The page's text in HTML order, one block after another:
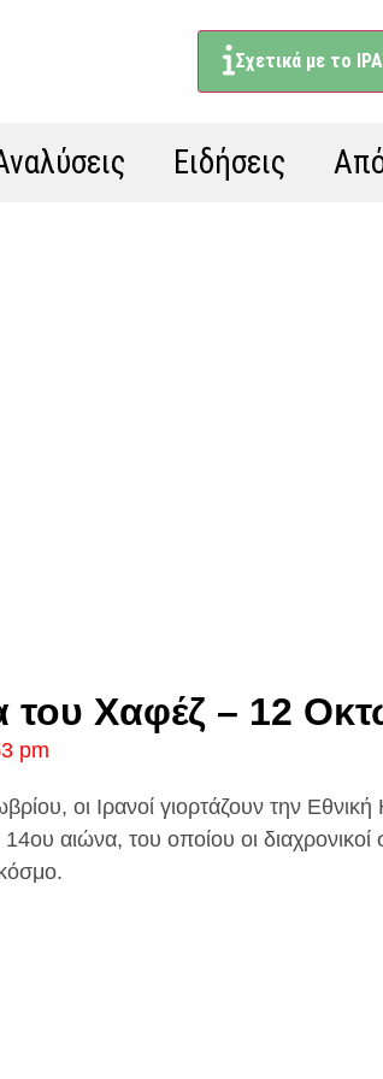
Σχετικά με το
Ειδήσεις
του Χαφέζ – 12
pm
οι Ιρανοί γιορτάζουν την
14ου αιώνα, του οποίου οι